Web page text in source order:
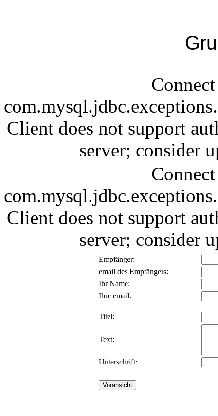
Client does not support
server; consider
Client does not support
server; consider
Empfänger:
email des Empfängers:
Ihr Name:
Ihre email:
Titel:
Text:
Unterschrift: